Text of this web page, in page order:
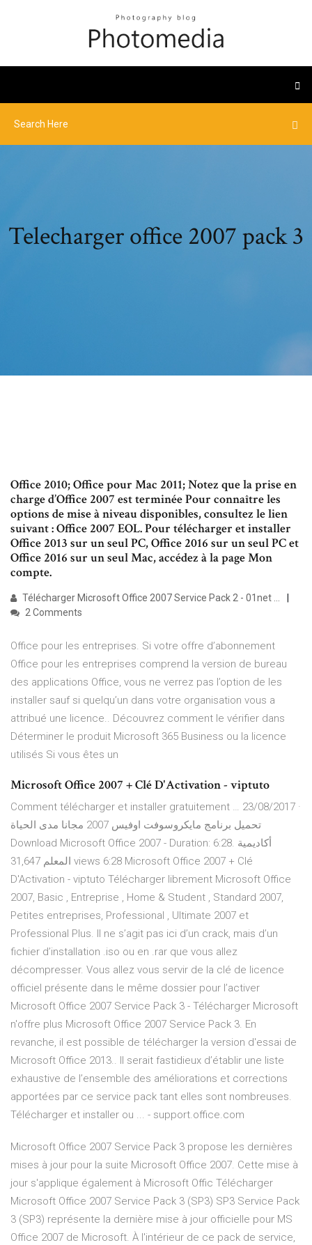
Telecharger office 2007 pack 3
Office 2010; Office pour Mac 2011; Notez que la prise en
charge d’Office 2007 est terminée Pour connaître les
options de mise à niveau disponibles, consultez le lien
suivant : Office 2007 EOL. Pour télécharger et installer
Office 2013 sur un seul PC, Office 2016 sur un seul PC et
Office 2016 sur un seul Mac, accédez à la page Mon
compte.
Télécharger Microsoft Office 2007 Service Pack 2 - 01net ...
2 Comments
Office pour les entreprises. Si votre offre d’abonnement
Office pour les entreprises comprend la version de bureau
des applications Office, vous ne verrez pas l’option de les
installer sauf si quelqu’un dans votre organisation vous a
attribué une licence.. Découvrez comment le vérifier dans
Déterminer le produit Microsoft 365 Business ou la licence
utilisés Si vous êtes un
Microsoft Office 2007 + Clé D'Activation - viptuto
Comment télécharger et installer gratuitement … 23/08/2017 ·
تحميل برنامج مايكروسوفت اوفيس 2007 مجانا مدى الحياة
Download Microsoft Office 2007 - Duration: 6:28. أكاديمية
المعلم 31,647 views 6:28 Microsoft Office 2007 + Clé
D'Activation - viptuto Télécharger librement Microsoft Office
2007, Basic , Entreprise , Home & Student , Standard 2007,
Petites entreprises, Professional , Ultimate 2007 et
Professional Plus. Il ne s’agit pas ici d’un crack, mais d’un
fichier d’installation .iso ou en .rar que vous allez
décompresser. Vous allez vous servir de la clé de licence
officiel présente dans le même dossier pour l’activer
Microsoft Office 2007 Service Pack 3 - Télécharger Microsoft
n'offre plus Microsoft Office 2007 Service Pack 3. En
revanche, il est possible de télécharger la version d'essai de
Microsoft Office 2013.. Il serait fastidieux d’établir une liste
exhaustive de l’ensemble des améliorations et corrections
apportées par ce service pack tant elles sont nombreuses.
Télécharger et installer ou ... - support.office.com
Microsoft Office 2007 Service Pack 3 propose les dernières
mises à jour pour la suite Microsoft Office 2007. Cette mise à
jour s'applique également à Microsoft Offic Télécharger
Microsoft Office 2007 Service Pack 3 (SP3) SP3 Service Pack
3 (SP3) représente la dernière mise à jour officielle pour MS
Office 2007 de Microsoft. À l'intérieur de ce pack de service,